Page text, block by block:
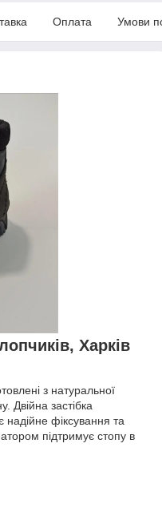
Оплата Умови
Харків
з натуральної
Двійна застібка
надійне фіксування та
підтримує стопу в